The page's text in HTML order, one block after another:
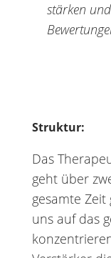
stärken
Struktur:
Das
geht über
gesamte
uns auf das